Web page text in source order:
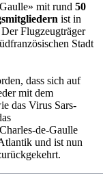
mit rund 50
ist in
Flugzeugträger
Stadt
dass sich auf
mit dem
das Virus Sars-
de-Gaulle
und ist nun